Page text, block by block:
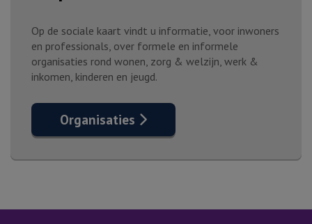
Op de sociale kaart vindt u informatie, voor inwoners
en professionals, over formele en informele
organisaties rond wonen, zorg & welzijn, werk &
inkomen, kinderen en jeugd.
Organisaties